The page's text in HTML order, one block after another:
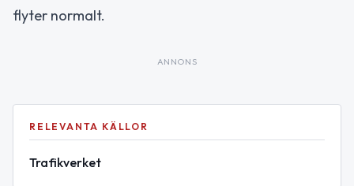
flyter normalt.
ANNONS
RELEVANTA KÄLLOR
Trafikverket